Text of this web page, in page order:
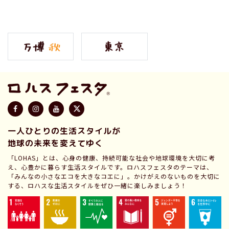
一人ひとりの生活スタイルが
地球の未来を変えてゆく
「LOHAS」とは、心身の健康、持続可能な社会や地球環境を大切に考
え、心豊かに暮らす生活スタイルです。ロハスフェスタのテーマは、
「みんなの小さなエコを大きなコエに」。かけがえのないものを大切に
する、ロハスな生活スタイルをぜひ一緒に楽しみましょう！